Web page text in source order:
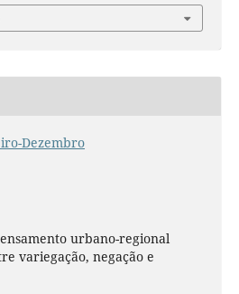
Dezembro
urbano-regional
variegação, negação e